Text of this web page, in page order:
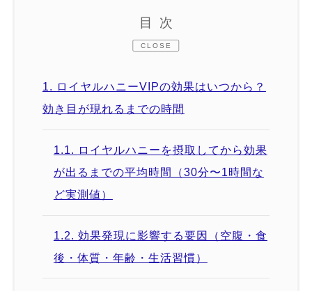
目次
CLOSE
1. ロイヤルハニーVIPの効果はいつから？
効き目が現れるまでの時間
1.1. ロイヤルハニーを摂取してから効果
が出るまでの平均時間（30分〜1時間な
ど実測値）
1.2. 効果発現に影響する要因（空腹・食
後・体質・年齢・生活習慣）